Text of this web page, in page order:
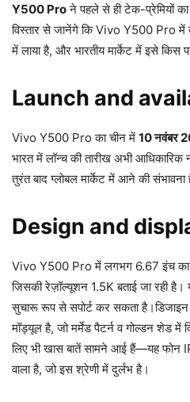
Y500 Proने पहले से ही टेक-प्रेमियों
विस्तार से जानेंगे कि Vivo Y500 Pro में
में लाया है, और भारतीय मार्केट में इसे किस
Launch and
Vivo Y500 Pro का चीन में 10 नवंबर
भारत में लॉन्च की तारीख अभी आधिकारिक
तुरंत बाद ग्लोबल मार्केट में आने की संभावना
Design and
Vivo Y500 Pro में लगभग 6.67 इंच का
जिसकी रेज़ॉल्यूशन 1.5K बताई जा रही है।
सुचारू रूप से सपोर्ट कर सकता है।डिजाइन
मॉड्यूल है, जो मर्मेड पैटर्न व गोल्डन शेड
लिए भी खास बातें सामने आई हैं—यह फोन
वाला है, जो इस श्रेणी में दुर्लभ है।